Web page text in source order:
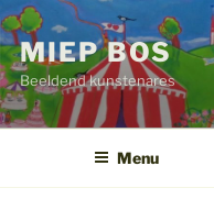
MIEP BOS
Beeldend kunstenares
Menu